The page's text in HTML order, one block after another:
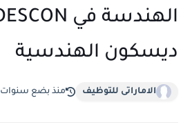
ديسكون الهندسية
الاماراتى للتوظيف منذ بضع سنوات